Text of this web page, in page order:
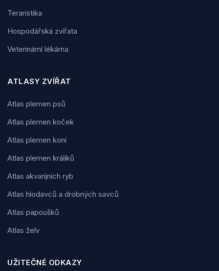
Teraristika
Hospodářská zvířata
Veterinární lékárna
ATLASY ZVÍŘAT
Atlas plemen psů
Atlas plemen koček
Atlas plemen koní
Atlas plemen králíků
Atlas akvarijních ryb
Atlas hlodavců a drobných savců
Atlas papoušků
Atlas želv
UŽITEČNÉ ODKAZY